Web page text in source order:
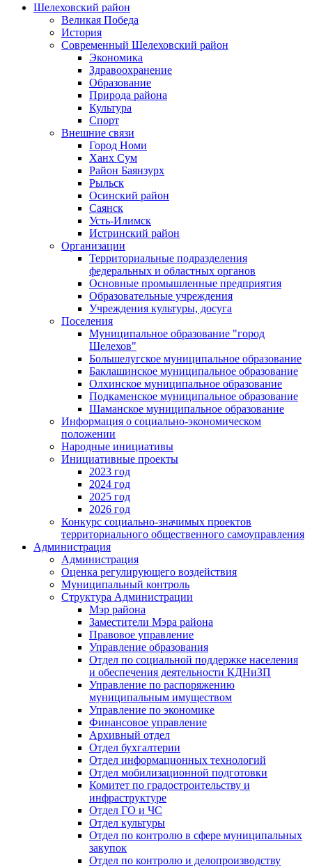
Шелеховский район
Великая Победа
История
Современный Шелеховский район
Экономика
Здравоохранение
Образование
Природа района
Культура
Спорт
Внешние связи
Город Номи
Ханх Сум
Район Баянзурх
Рыльск
Осинский район
Саянск
Усть-Илимск
Истринский район
Организации
Территориальные подразделения
федеральных и областных органов
Основные промышленные предприятия
Образовательные учреждения
Учреждения культуры, досуга
Поселения
Муниципальное образование "город
Шелехов"
Большелугское муниципальное образование
Баклашинское муниципальное образование
Олхинское муниципальное образование
Подкаменское муниципальное образование
Шаманское муниципальное образование
Информация о социально-экономическом
положении
Народные инициативы
Инициативные проекты
2023 год
2024 год
2025 год
2026 год
Конкурс социально-значимых проектов
территориального общественного самоуправления
Администрация
Администрация
Оценка регулирующего воздействия
Муниципальный контроль
Структура Администрации
Мэр района
Заместители Мэра района
Правовое управление
Управление образования
Отдел по социальной поддержке населения
и обеспечения деятельности КДНиЗП
Управление по распоряжению
муниципальным имуществом
Управление по экономике
Финансовое управление
Архивный отдел
Отдел бухгалтерии
Отдел информационных технологий
Отдел мобилизационной подготовки
Комитет по градостроительству и
инфраструктуре
Отдел ГО и ЧС
Отдел культуры
Отдел по контролю в сфере муниципальных
закупок
Отдел по контролю и делопроизводству